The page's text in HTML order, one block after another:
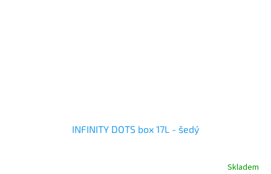
INFINITY DOTS box 17L - šedý
Skladem